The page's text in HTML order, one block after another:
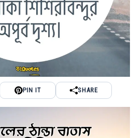
PIN IT SHARE